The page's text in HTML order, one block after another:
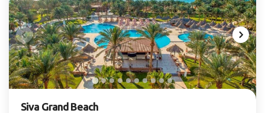
Siva Grand Beach